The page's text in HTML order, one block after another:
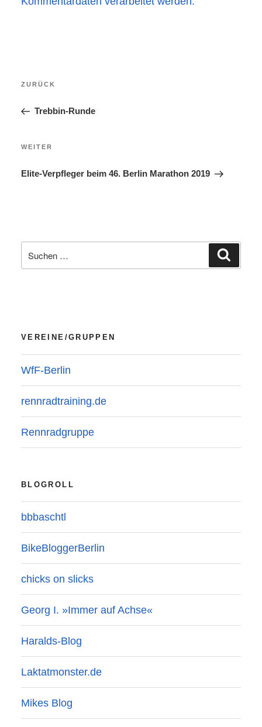
Vorheriger
ZURÜCK
Trebbin-Runde
Nächster
WEITER
Elite-Verpfleger beim 46. Berlin Marathon 2019
Suchen
nach:
VEREINE/GRUPPEN
WfF-Berlin
rennradtraining.de
Rennradgruppe
BLOGROLL
bbbaschtl
BikeBloggerBerlin
chicks on slicks
Georg I. »Immer auf Achse«
Haralds-Blog
Laktatmonster.de
Mikes Blog